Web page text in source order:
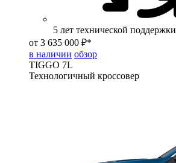
5 лет технической поддержки
от 3 635 000 ₽*
в наличии обзор
TIGGO 7L
Технологичный кроссовер